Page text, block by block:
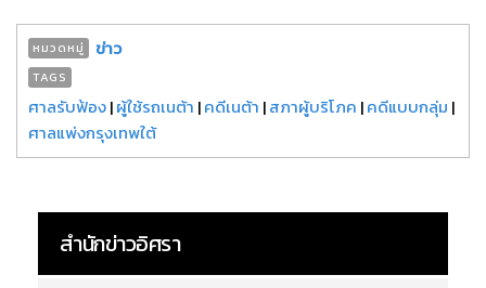
หมวดหมู่ ข่าว
TAGS
ศาลรับฟ้อง|ผู้ใช้รถเนต้า |คดีเนต้า |สภาผู้บริโภค |คดีแบบกลุ่ม |
ศาลแพ่งกรุงเทพใต้
สำนักข่าวอิศรา